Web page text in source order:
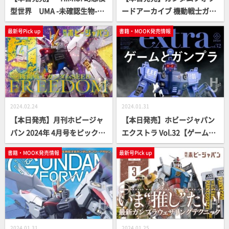
型世界 UMA -未確認生物-」
【立体造形ムック】
ードアーカイブ 機動戦士ガン
ダム 水星の魔女編【単独単行
本】
最新号Pick up
2024.02.24
【本日発売】月刊ホビージャ
パン 2024年 4月号をピックア
ップ！
書籍・MOOK発売情報
2024.01.31
【本日発売】ホビージャパン
エクストラ Vol.32【ゲームと
ガンプラ】
書籍・MOOK発売情報 最新号Pick up